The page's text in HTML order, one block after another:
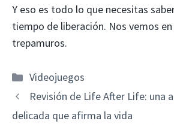
Y eso es todo lo que necesitas
tiempo de liberación. Nos vemos en
trepamuros.
Categorías
Videojuegos
Revisión de Life After Life: una
delicada que afirma la vida